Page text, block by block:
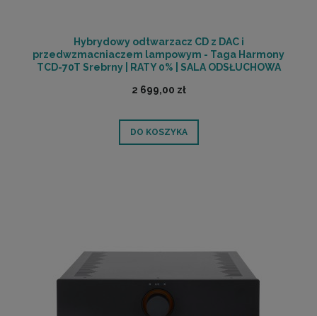
Hybrydowy odtwarzacz CD z DAC i
przedwzmacniaczem lampowym - Taga Harmony
TCD-70T Srebrny | RATY 0% | SALA ODSŁUCHOWA
2 699,00 zł
DO KOSZYKA